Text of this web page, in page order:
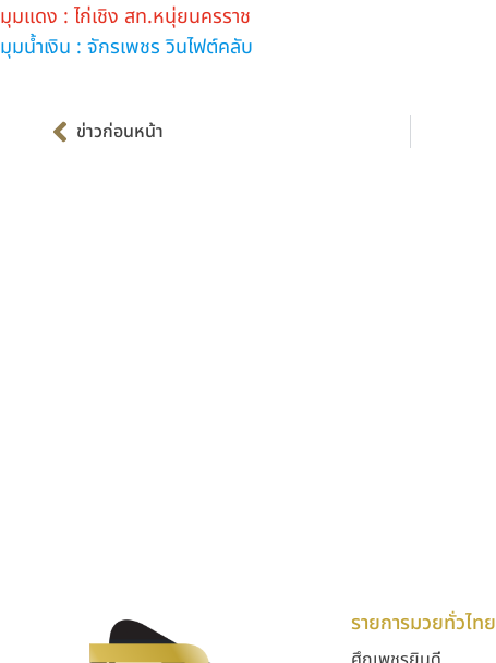
มุมแดง : ไก่เชิง สท.หนุ่ยนครราช
มุมน้ำเงิน : จักรเพชร วินไฟต์คลับ
ข่าวก่อนหน้า
รายการมวยทั่วไทย